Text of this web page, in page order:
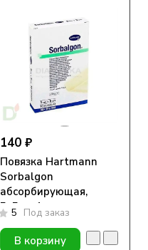
140 ₽
Повязка Hartmann
Sorbalgon
абсорбирующая,
5х5см, 1шт
5 Под заказ
В корзину